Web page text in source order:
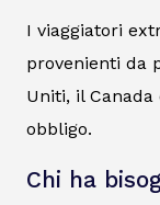
I viaggiatori
provenienti da
Uniti, il
obbligo.
Chi ha